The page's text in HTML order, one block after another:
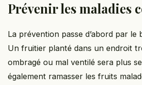
Prévenir les maladies
La prévention passe d’abord par le
Un fruitier planté dans un endroit
ombragé ou mal ventilé sera plus
également ramasser les fruits